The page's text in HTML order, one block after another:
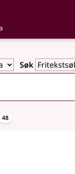
Søk
48